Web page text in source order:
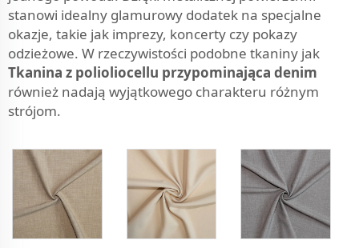
stanowi idealny glamurowy dodatek na specjalne
okazje, takie jak imprezy, koncerty czy pokazy
odzieżowe. W rzeczywistości podobne tkaniny jak
Tkanina z polioliocellu przypominająca denim
również nadają wyjątkowego charakteru różnym
strójom.